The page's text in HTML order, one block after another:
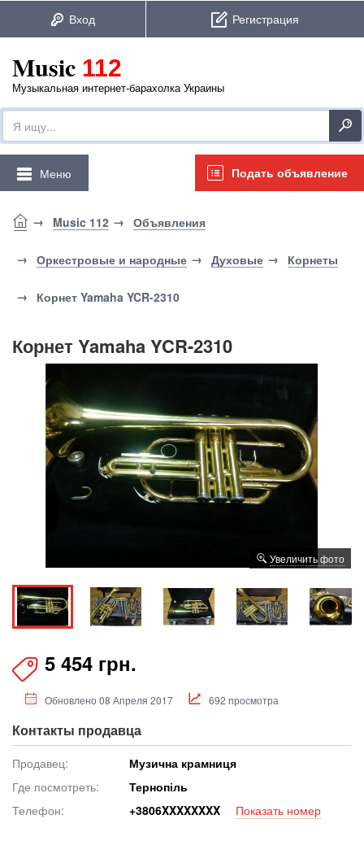
Music 112
Музыкальная интернет-барахолка Украины
Подать объявление
Меню
Music 112 Объявления
Оркестровые и народные Духовые Корнеты
Корнет Yamaha YCR-2310
Корнет Yamaha YCR-2310
Увеличить фото
5 454 грн.
Обновлено 08 Апреля 2017 692 просмотра
Контакты продавца
Продавец:
Музична крамниця
Где посмотреть:
Тернопіль
Телефон:
+3806XXXXXXXX Показать номер